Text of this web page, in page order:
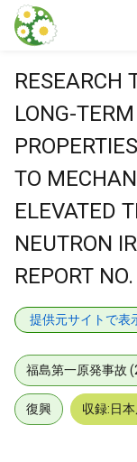
本文に飛ぶ
RESEARCH
LONG-
TO
ELEVATED
NEUTRON
REPORT
提供元サイトで表
福島第一原発事故
復興 収録:日